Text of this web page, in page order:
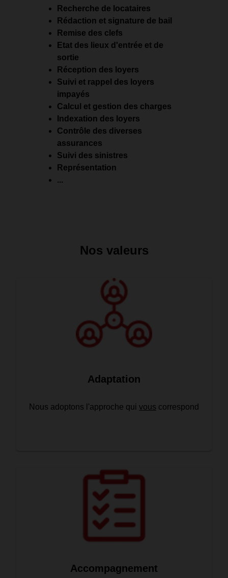
Recherche de locataires
Rédaction et signature de bail
Remise des clefs
Etat des lieux d'entrée et de
sortie
Réception des loyers
Suivi et rappel des loyers
impayés
Calcul et gestion des charges
Indexation des loyers
Contrôle des diverses
assurances
Suivi des sinistres
Représentation
...
Nos valeurs
Adaptation
Nous adoptons l'approche qui vous correspond
Accompagnement